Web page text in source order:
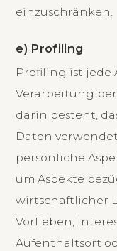
einzuschränken.
e) Profiling
Profiling ist jede
Verarbeitung
darin besteht,
Daten
persönliche
um Aspekte
wirtschaftlicher
Vorlieben,
Aufenthaltsort